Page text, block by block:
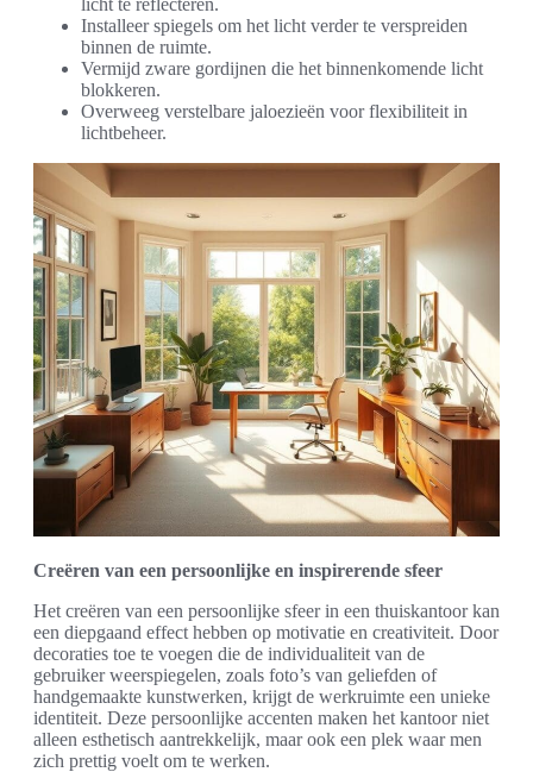
licht te reflecteren.
Installeer spiegels om het licht verder te verspreiden
binnen de ruimte.
Vermijd zware gordijnen die het binnenkomende licht
blokkeren.
Overweeg verstelbare jaloezieën voor flexibiliteit in
lichtbeheer.
Creëren van een persoonlijke en inspirerende sfeer
Het creëren van een persoonlijke sfeer in een thuiskantoor kan
een diepgaand effect hebben op motivatie en creativiteit. Door
decoraties toe te voegen die de individualiteit van de
gebruiker weerspiegelen, zoals foto’s van geliefden of
handgemaakte kunstwerken, krijgt de werkruimte een unieke
identiteit. Deze persoonlijke accenten maken het kantoor niet
alleen esthetisch aantrekkelijk, maar ook een plek waar men
zich prettig voelt om te werken.